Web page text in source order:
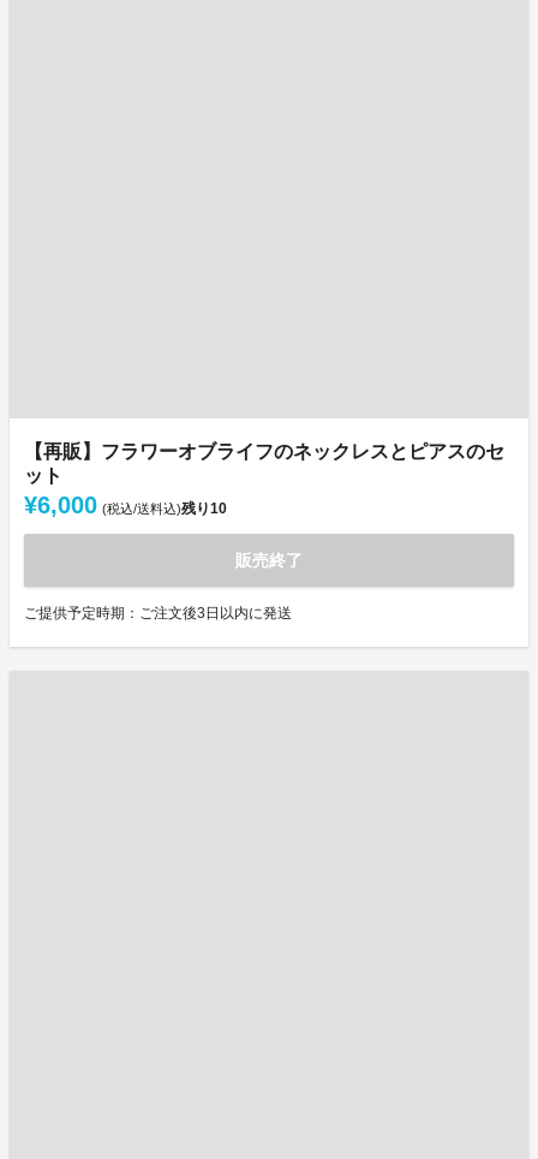
【再販】フラワーオブライフのネックレスとピアスのセ
ット
¥6,000 (税込/送料込)残り10
販売終了
ご提供予定時期：ご注文後3日以内に発送